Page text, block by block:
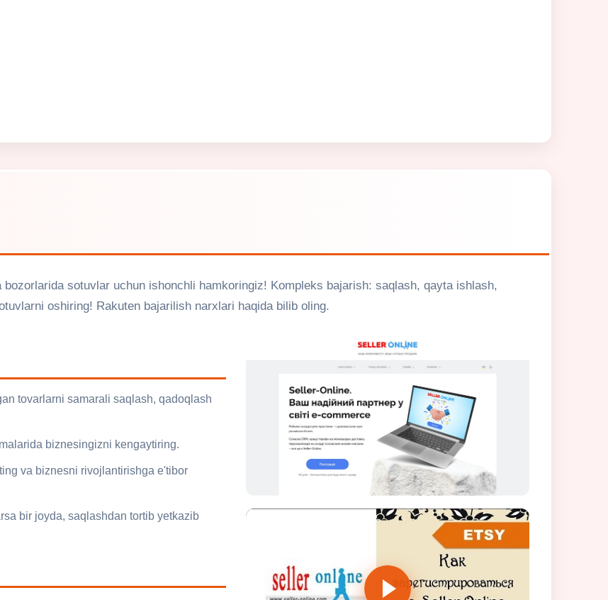
sotuvlar uchun ishonchli hamkoringiz! Kompleks bajarish: saqlash, qayta ishlash,
oshiring! Rakuten bajarilish narxlari haqida bilib oling.
tovarlarni samarali saqlash, qadoqlash
biznesingizni kengaytiring.
va biznesni rivojlantirishga e'tibor
bir joyda, saqlashdan tortib yetkazib